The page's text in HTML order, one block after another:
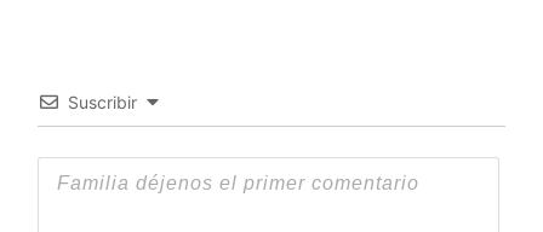
Suscribir